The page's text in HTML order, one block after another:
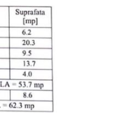
Vreau sa fiu